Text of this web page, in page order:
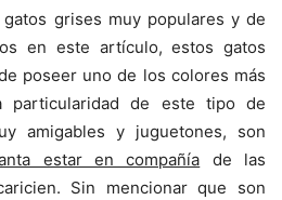
grises muy populares y de
en este artículo, estos gatos
poseer uno de los colores más
particularidad de este tipo de
amigables y juguetones, son
estar en compañía de las
Sin mencionar que son